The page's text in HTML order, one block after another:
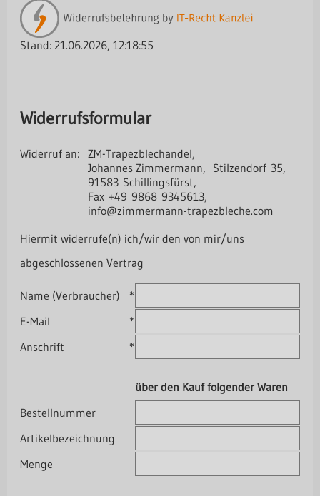
Stand: 21.06.2026, 12:18:55
Widerrufsformular
Widerruf an: ZM-Trapezblechandel,
Johannes Zimmermann, Stilzendorf 35,
91583 Schillingsfürst,
Fax +49 9868 9345613,
info@zimmermann-trapezbleche.com
Hiermit widerrufe(n) ich/wir den von mir/uns
abgeschlossenen Vertrag
Name (Verbraucher)
*
E-Mail
*
Anschrift
*
über den Kauf folgender Waren
Bestellnummer
Artikelbezeichnung
Menge